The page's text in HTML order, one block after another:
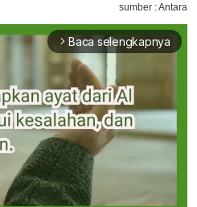
sumber : Antara
arrow_forward_ios Baca selengkapnya